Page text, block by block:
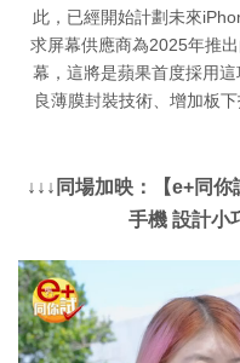
此，已經開始計劃未來
求屏幕供應商為2025年推
幕，這將是蘋果首度採用
良薄膜封裝技術、增加板
↓↓↓同場加映：【e+同
手機 設計小